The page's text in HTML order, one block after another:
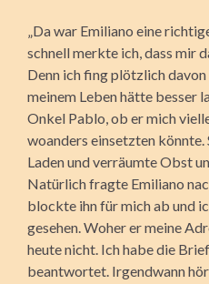
„Da war Emiliano eine
schnell merkte ich, dass mir
Denn ich fing plötzlich davon
meinem Leben hätte besser
Onkel Pablo, ob er mich
woanders einsetzten könnte.
Laden und verräumte Obst
Natürlich fragte Emiliano
blockte ihn für mich ab und
gesehen. Woher er meine
heute nicht. Ich habe die
beantwortet. Irgendwann